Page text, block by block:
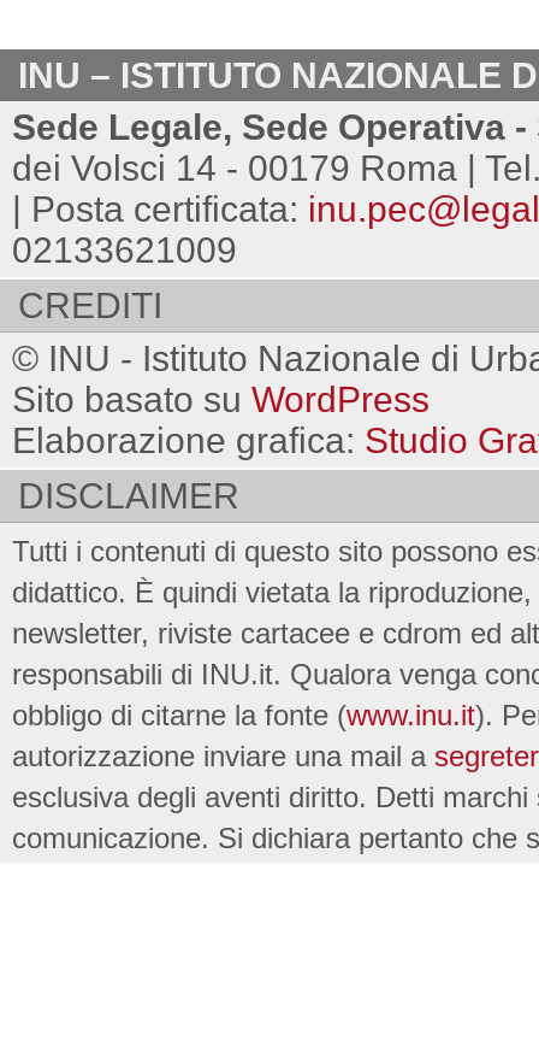
INU – ISTITUTO NAZIONALE
Sede Legale, Sede Operativa
dei Volsci 14 - 00179 Roma |
| Posta certificata:
02133621009
CREDITI
© INU - Istituto Nazionale di
Sito basato su WordPress
Elaborazione grafica: Studio
DISCLAIMER
Tutti i contenuti di questo sito possono
didattico. È quindi vietata la
newsletter, riviste cartacee e cdrom ed
responsabili di INU.it. Qualora venga
obbligo di citarne la fonte (www.inu.it).
autorizzazione inviare una mail a
esclusiva degli aventi diritto. Detti
comunicazione. Si dichiara pertanto che